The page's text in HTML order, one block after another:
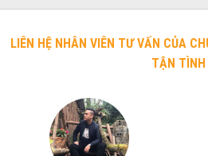
LIÊN HỆ NHÂN VIÊN TƯ VẤN CỦA
TẬN TÌNH